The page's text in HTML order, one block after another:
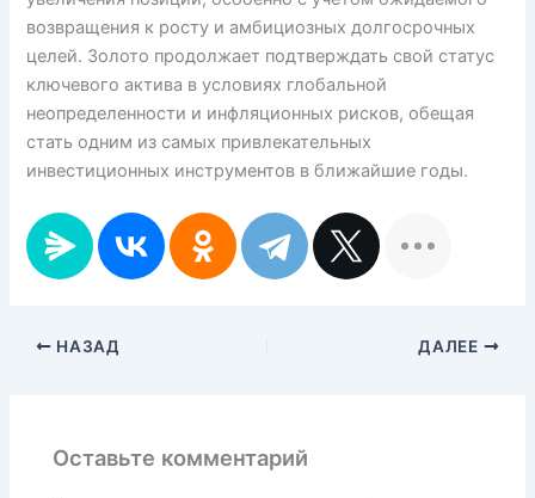
возвращения к росту и амбициозных долгосрочных
целей. Золото продолжает подтверждать свой статус
ключевого актива в условиях глобальной
неопределенности и инфляционных рисков, обещая
стать одним из самых привлекательных
инвестиционных инструментов в ближайшие годы.
НАЗАД ДАЛЕЕ
Оставьте комментарий